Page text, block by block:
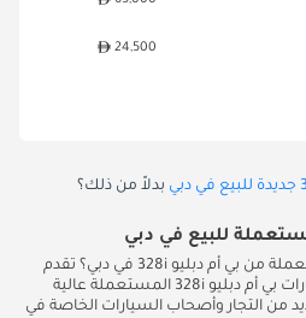
24,500
بدلاً من ذلك؟
هل تبحث عن سيارة مثالية مستعملة من بي أم دبليو 328i في دبي؟ تقدم
دوبي كارز مجموعة كبيرة من سيارات بي أم دبليو 328i المستعملة عالية
من التجار وأصحاب السيارات الخاصة في